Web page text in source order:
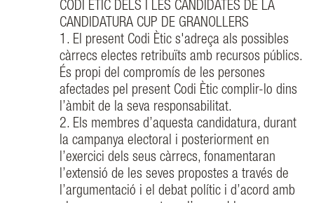
CODI ÈTIC DELS I LES CANDIDATES DE LA
CANDIDATURA CUP DE GRANOLLERS
1. El present Codi Ètic s'adreça als possibles
càrrecs electes retribuïts amb recursos públics.
És propi del compromís de les persones
afectades pel present Codi Ètic complir-lo dins
l’àmbit de la seva responsabilitat.
2. Els membres d’aquesta candidatura, durant
la campanya electoral i posteriorment en
l’exercici dels seus càrrecs, fonamentaran
l’extensió de les seves propostes a través de
l’argumentació i el debat polític i d’acord amb